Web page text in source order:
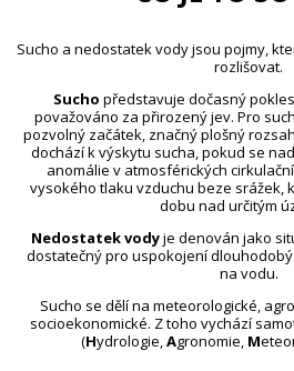
Sucho a nedostatek vody jsou pojmy,
rozlišovat.
Sucho představuje dočasný
považováno za přirozený jev. Pro
pozvolný začátek, značný plošný
dochází k výskytu sucha, pokud se
anomálie v atmosférických
vysokého tlaku vzduchu beze srážek,
dobu nad určitým
Nedostatek vodyje definován jako
dostatečný pro uspokojení
na vodu.
Sucho se dělí na meteorologické,
socioekonomické. Z toho vychází
(Hydrologie,Agronomie, M